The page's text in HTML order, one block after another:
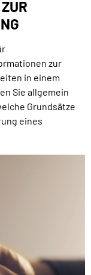
zur
in einem
Sie allgemein
Grundsätze
eines